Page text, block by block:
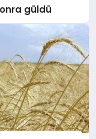
güldü